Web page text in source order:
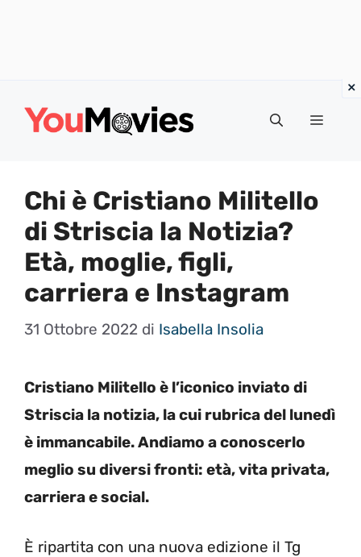
Menu
Chi è Cristiano Militello
di Striscia la Notizia?
Età, moglie, figli,
carriera e Instagram
31 Ottobre 2022 di Isabella Insolia
Cristiano Militello è l’iconico inviato di
Striscia la notizia, la cui rubrica del lunedì
è immancabile. Andiamo a conoscerlo
meglio su diversi fronti: età, vita privata,
carriera e social.
È ripartita con una nuova edizione il Tg